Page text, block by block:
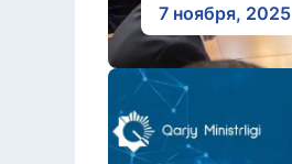
7 ноября, 2025